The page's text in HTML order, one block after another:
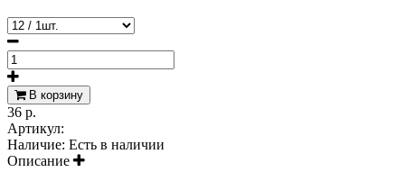
В корзину
36 р.
Артикул:
Наличие: Есть в наличии
Описание